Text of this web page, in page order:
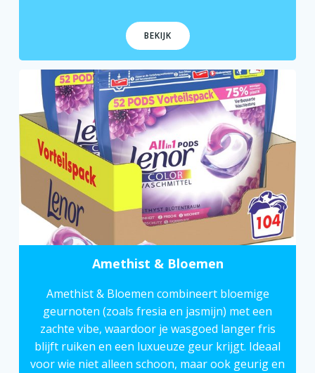
BEKIJK
Amethist & Bloemen
Amethist & Bloemen combineert bloemige
geurnoten (zoals fresia en jasmijn) met een
zachte vibe, waardoor je wasgoed langer fris
blijft ruiken en een luxueuze geur krijgt. Ideaal
voor wie niet alleen schoon, maar ook geurig en